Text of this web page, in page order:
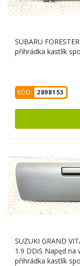
SUBARU
přihrádka kastlík
KÓD: 2898153
SUZUKI GRAND
1.9 DDiS Napęd na
přihrádka kastlík